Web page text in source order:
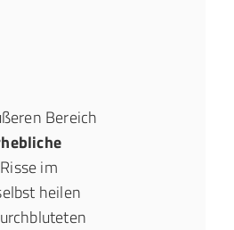
Bereich
im
heilen